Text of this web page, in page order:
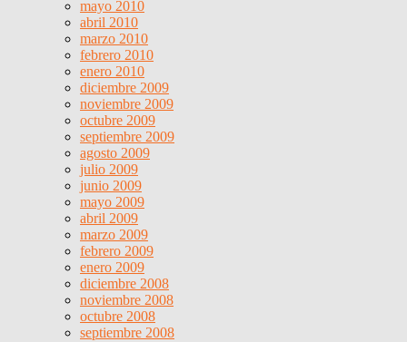
mayo 2010
abril 2010
marzo 2010
febrero 2010
enero 2010
diciembre 2009
noviembre 2009
octubre 2009
septiembre 2009
agosto 2009
julio 2009
junio 2009
mayo 2009
abril 2009
marzo 2009
febrero 2009
enero 2009
diciembre 2008
noviembre 2008
octubre 2008
septiembre 2008